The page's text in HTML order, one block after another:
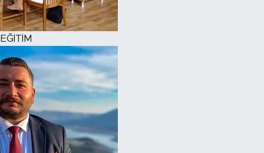
EĞİTİM